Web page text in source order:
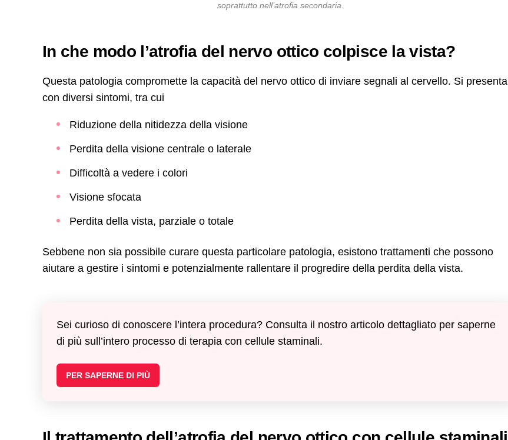
soprattutto nell’atrofia secondaria.
In che modo l’atrofia del nervo ottico colpisce la vista?
Questa patologia compromette la capacità del nervo ottico di inviare segnali al cervello. Si presenta
con diversi sintomi, tra cui
Riduzione della nitidezza della visione
Perdita della visione centrale o laterale
Difficoltà a vedere i colori
Visione sfocata
Perdita della vista, parziale o totale
Sebbene non sia possibile curare questa particolare patologia, esistono trattamenti che possono
aiutare a gestire i sintomi e potenzialmente rallentare il progredire della perdita della vista.
Sei curioso di conoscere l’intera procedura? Consulta il nostro articolo dettagliato per saperne
di più sull’intero processo di terapia con cellule staminali.
PER SAPERNE DI PIÙ